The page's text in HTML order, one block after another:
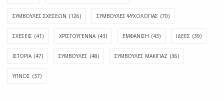
ΣΥΜΒΟΥΛΕΣ ΣΧΕΣΕΩΝ (126) ΣΥΜΒΟΥΛΕΣ ΨΥΧΟΛΟΓΙΑΣ (70)
ΣΧΕΣΕΙΣ (41) ΧΡΙΣΤΟΥΓΕΝΝΑ (43) ΕΜΦΆΝΙΣΗ (43) ΙΔΈΕΣ (39)
ΙΣΤΟΡΊΑ (47) ΣΥΜΒΟΥΛΈΣ (48) ΣΥΜΒΟΥΛΈΣ ΜΑΚΙΓΙΆΖ (36)
ΎΠΝΟΣ (37)